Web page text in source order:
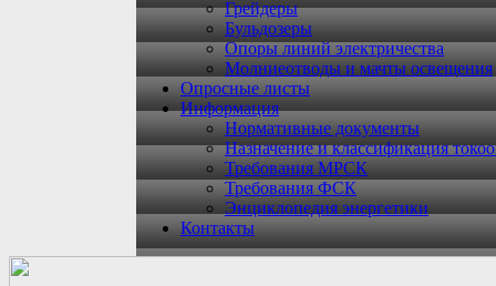
Грейдеры
Бульдозеры
Опоры линий электричества
Молниеотводы и мачты освещения
Опросные листы
Информация
Нормативные документы
Назначение и классификация
Требования МРСК
Требования ФСК
Энциклопедия энергетики
Контакты